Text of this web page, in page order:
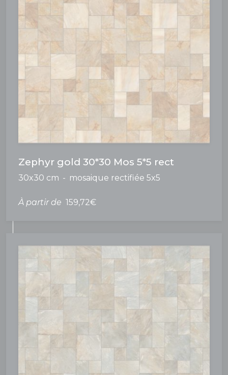
Zephyr gold 30*30 Mos 5*5 rect
30x30 cm mosaique rectifiée 5x5
À partir de 159,72€